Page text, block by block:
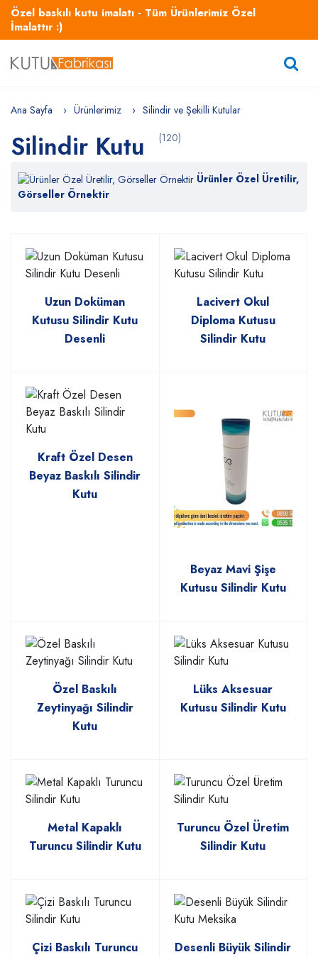
Özel baskılı kutu imalatı - Tüm Ürünlerimiz Özel
İmalattır :)
Ana Sayfa Ürünlerimiz Silindir ve Şekilli Kutular
Silindir Kutu (120)
Ürünler Özel Üretilir,
Görseller Örnektir
Uzun Doküman
Kutusu Silindir Kutu
Desenli
Lacivert Okul
Diploma Kutusu
Silindir Kutu
Kraft Özel Desen
Beyaz Baskılı Silindir
Kutu
Beyaz Mavi Şişe
Kutusu Silindir Kutu
Özel Baskılı
Zeytinyağı Silindir
Kutu
Lüks Aksesuar
Kutusu Silindir Kutu
Metal Kapaklı
Turuncu Silindir Kutu
Turuncu Özel Üretim
Silindir Kutu
Çizi Baskılı Turuncu
Desenli Büyük Silindir